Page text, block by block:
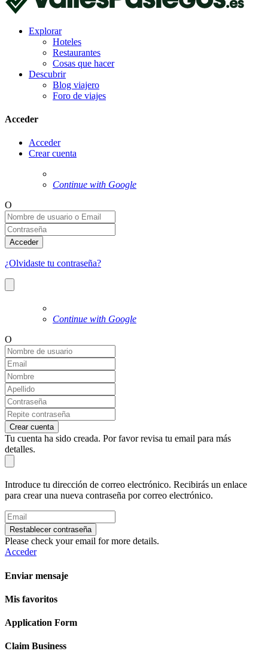
Explorar
Hoteles
Restaurantes
Cosas que hacer
Descubrir
Blog viajero
Foro de viajes
Acceder
Acceder
Crear cuenta
Continue with Google
O
Acceder
¿Olvidaste tu contraseña?
Continue with Google
O
Crear cuenta
Tu cuenta ha sido creada. Por favor revisa tu email para más
detalles.
Introduce tu dirección de correo electrónico. Recibirás un enlace
para crear una nueva contraseña por correo electrónico.
Restablecer contraseña
Please check your email for more details.
Acceder
Enviar mensaje
Mis favoritos
Application Form
Claim Business